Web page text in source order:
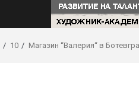
10 Mагазин “Валерия“ в